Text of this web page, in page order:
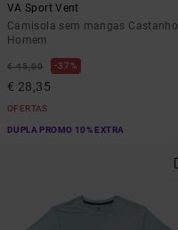
VA Sport Vent
Camisola sem mangas Castanho
Homem
€ 45,00 37%
€ 28,35
OFERTAS
DUPLA PROMO 10% EXTRA